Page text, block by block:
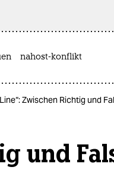
nahost-konflikt
Zwischen Richtig und
und